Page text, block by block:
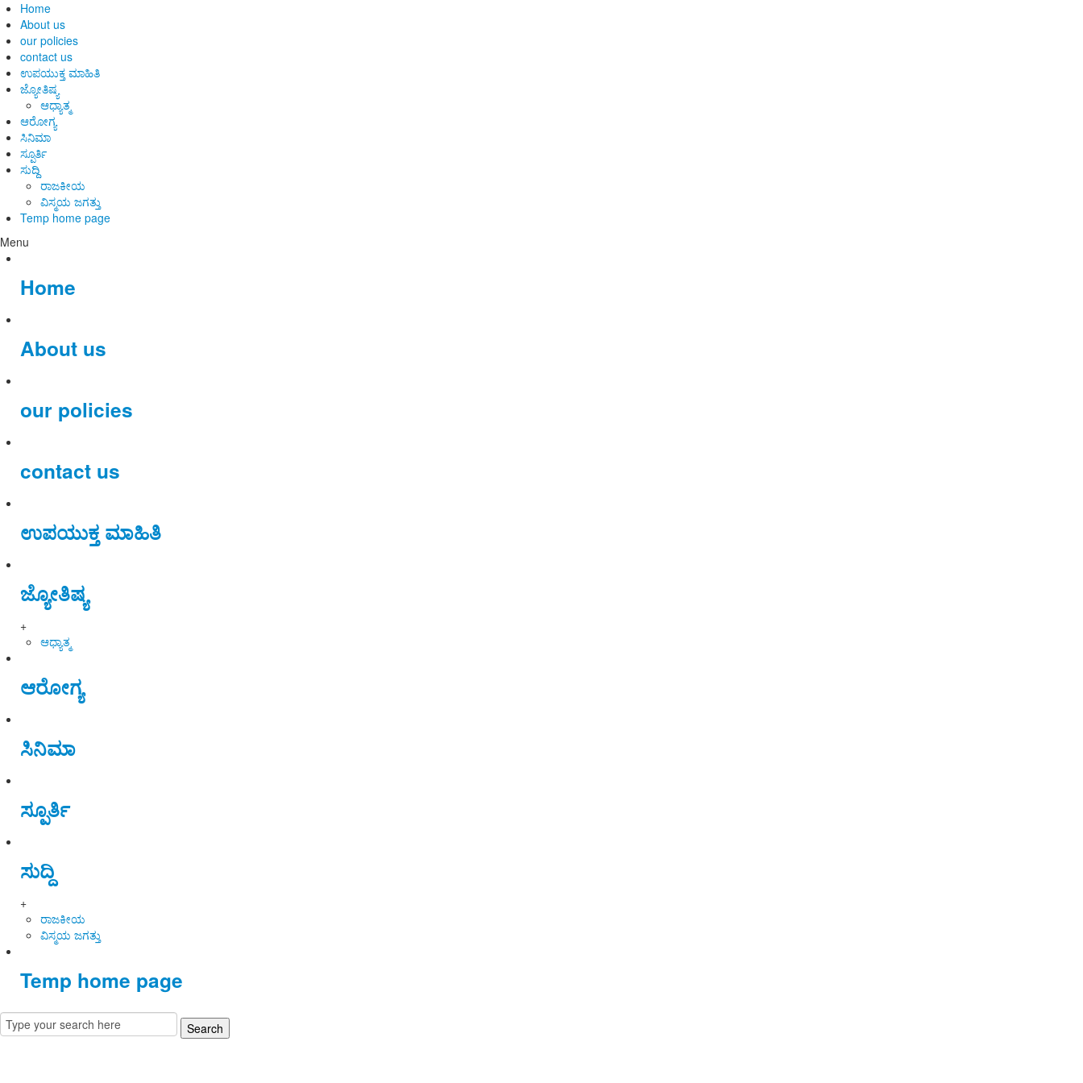
Home
About us
our policies
contact us
ಉಪಯುಕ್ತ ಮಾಹಿತಿ
ಜ್ಯೋತಿಷ್ಯ
ಆಧ್ಯಾತ್ಮ
ಆರೋಗ್ಯ
ಸಿನಿಮಾ
ಸ್ಪೂರ್ತಿ
ಸುದ್ದಿ
ರಾಜಕೀಯ
ವಿಸ್ಮಯ ಜಗತ್ತು
Temp home page
Menu
Home
About us
our policies
contact us
ಉಪಯುಕ್ತ ಮಾಹಿತಿ
ಜ್ಯೋತಿಷ್ಯ
+
ಆಧ್ಯಾತ್ಮ
ಆರೋಗ್ಯ
ಸಿನಿಮಾ
ಸ್ಪೂರ್ತಿ
ಸುದ್ದಿ
+
ರಾಜಕೀಯ
ವಿಸ್ಮಯ ಜಗತ್ತು
Temp home page